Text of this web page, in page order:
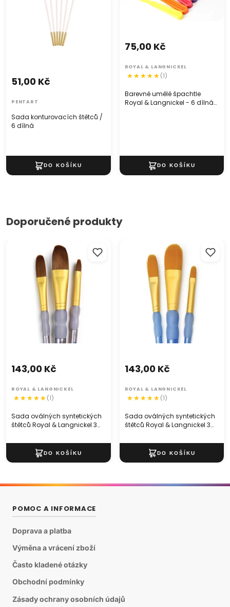
Sada konturovacích štětců /
6 dílná
51,00 Kč
PENTART
Barevné umělé špachtle
Royal & Langnickel - 6 dílná
75,00 Kč
ROYAL & LANGNICKEL
(1)
Doporučené produkty
Sada oválných syntetických
štětců Royal & Langnickel 3
Sada oválných syntetických
štětců Royal & Langnickel 3
143,00 Kč
ROYAL & LANGNICKEL
(1)
Sada oválných syntetických
štětců Royal & Langnickel 3
Sada oválných syntetických
štětců Royal & Langnickel 3
143,00 Kč
ROYAL & LANGNICKEL
(1)
POMOC A INFORMACE
Doprava a platba
Výměna a vrácení zboží
Často kladené otázky
Obchodní podmínky
Zásady ochrany osobních údajů